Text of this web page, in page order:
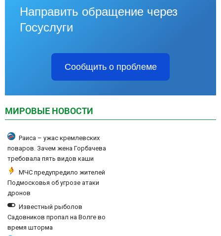
Направить обращение через
Госуслуги
Сообщить о проблеме
МИРОВЫЕ НОВОСТИ
Раиса – ужас кремлевских
поваров. Зачем жена Горбачева
требовала пять видов каши
каждое утро?
МЧС предупредило жителей
Подмосковья об угрозе атаки
дронов
Известный рыболов
Садовников пропал на Волге во
время шторма